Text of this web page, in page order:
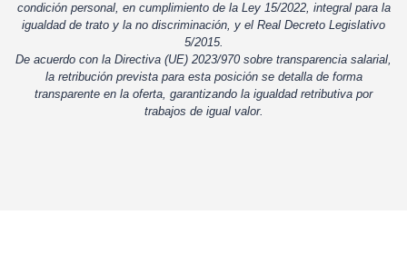
condición personal, en cumplimiento de la Ley 15/2022, integral para la
igualdad de trato y la no discriminación, y el Real Decreto Legislativo
5/2015.
De acuerdo con la Directiva (UE) 2023/970 sobre transparencia salarial,
la retribución prevista para esta posición se detalla de forma
transparente en la oferta, garantizando la igualdad retributiva por
trabajos de igual valor.